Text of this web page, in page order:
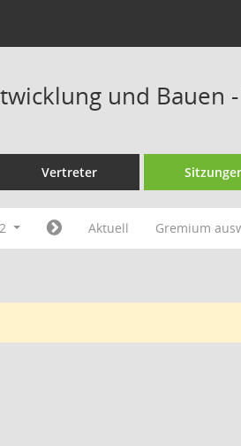
und Bauen
Vertreter
Aktuell Gremium